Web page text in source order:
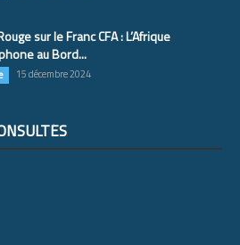
sur le Franc CFA : L’Afrique
au Bord...
15 décembre 2024